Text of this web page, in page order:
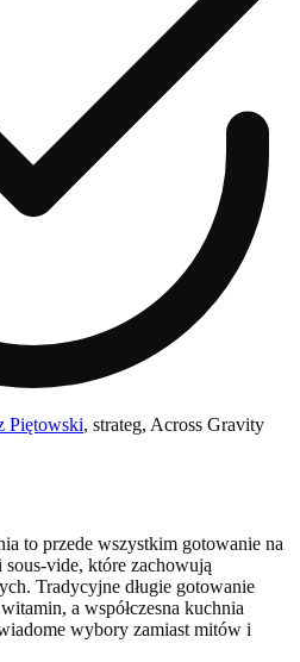
Piętowski, strateg, Across Gravity
to przede wszystkim gotowanie na
sous-vide, które zachowują
Tradycyjne długie gotowanie
a współczesna kuchnia
wybory zamiast mitów i